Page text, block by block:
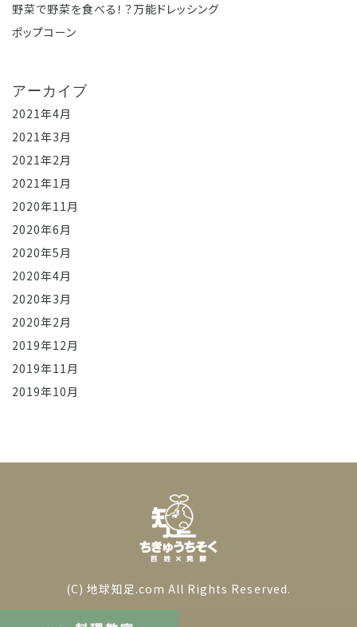
野菜で野菜を食べる！？万能ドレッシング
ポップコーン
アーカイブ
2021年4月
2021年3月
2021年2月
2021年1月
2020年11月
2020年6月
2020年5月
2020年4月
2020年3月
2020年2月
2019年12月
2019年11月
2019年10月
(C) 地球知足.com All Rights Reserved.